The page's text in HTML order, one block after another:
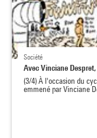
Société
Avec Vinciane
(3/4) À l'occasion du
emmené par Vinciane